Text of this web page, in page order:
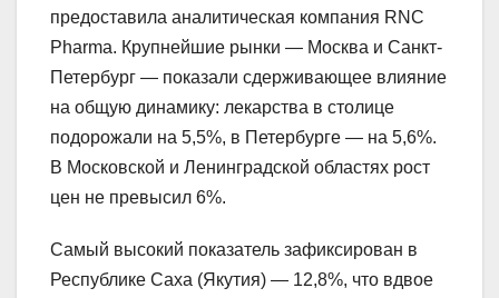
предоставила аналитическая компания RNC
Pharma. Крупнейшие рынки — Москва и Санкт-
Петербург — показали сдерживающее влияние
на общую динамику: лекарства в столице
подорожали на 5,5%, в Петербурге — на 5,6%.
В Московской и Ленинградской областях рост
цен не превысил 6%.
Самый высокий показатель зафиксирован в
Республике Саха (Якутия) — 12,8%, что вдвое